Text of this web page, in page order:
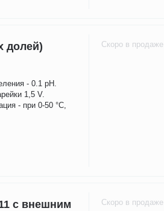
долей)
- 0.1 рН.
1,5 V.
- при 0-50 °C,
Скоро в продаже
с внешним
Скоро в продаже